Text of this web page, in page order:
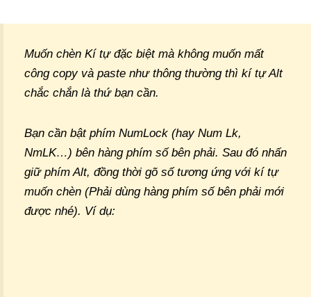
Muốn chèn Kí tự đặc biệt mà không muốn mất
công copy và paste như thông thường thì kí tự Alt
chắc chắn là thứ bạn cần.
Bạn cần bật phím NumLock (hay Num Lk,
NmLK…) bên hàng phím số bên phải. Sau đó nhấn
giữ phím Alt, đồng thời gõ số tương ứng với kí tự
muốn chèn (Phải dùng hàng phím số bên phải mới
được nhé). Ví dụ: